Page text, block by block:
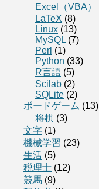
Excel（VBA）
LaTeX (8)
Linux (13)
MySQL (7)
Perl (1)
Python (33)
R言語 (5)
Scilab (2)
SQLite (2)
ボードゲーム (13)
将棋 (3)
文字 (1)
機械学習 (23)
生活 (5)
税理士 (12)
競馬 (9)